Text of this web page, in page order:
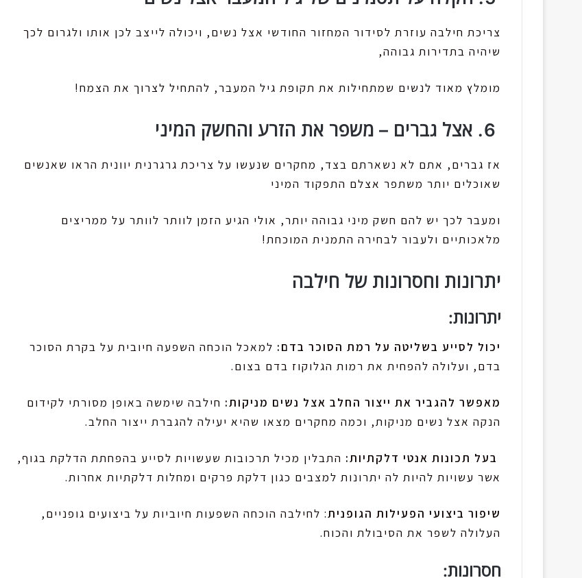
צריכת חילבה עוזרת לסידור המחזור החודשי אצל נשים, ויכולה לייצב לכן אותו ולגרום לכך
שיהיה בתדירות גבוהה,
מומלץ מאוד לנשים שמתחילות את תקופת גיל המעבר, להתחיל לצרוך את הצמח!
אז גברים, אתם לא נשארתם בצד, מחקרים שנעשו על צריכת גרגרנית יוונית הראו שאנשים
שאוכלים יותר משתפר אצלם התפקוד המיני
ומעבר לכך יש להם חשק מיני גבוהה יותר, אולי הגיע הזמן לוותר לוותר על ממריצים
מלאכותיים ולעבור לבחירה התמנית המוכחת!
יתרונות וחסרונות של חילבה
יתרונות:
יכול לסייע בשליטה על רמת הסוכר בדם: למאכל הוכחה השפעה חיובית על בקרת הסוכר
בדם, ועלולה להפחית את רמות הגלוקוז בדם בצום.
מאפשר להגביר את ייצור החלב אצל נשים מניקות: חילבה שימשה באופן מסורתי לקידום
הנקה אצל נשים מניקות, וכמה מחקרים מצאו שהיא יעילה להגברת ייצור החלב.
בעל תכונות אנטי דלקתיות: התבלין מכיל תרכובות שעשויות לסייע בהפחתת הדלקת בגוף,
אשר עשויות להיות לה יתרונות למצבים כגון דלקת פרקים ומחלות דלקתיות אחרות.
שיפור ביצועי הפעילות הגופנית: לחילבה הוכחה השפעות חיוביות על ביצועים גופניים,
העלולה לשפר את הסיבולת והכוח.
חסרונות: